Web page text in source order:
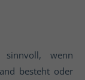
wenn
besteht oder